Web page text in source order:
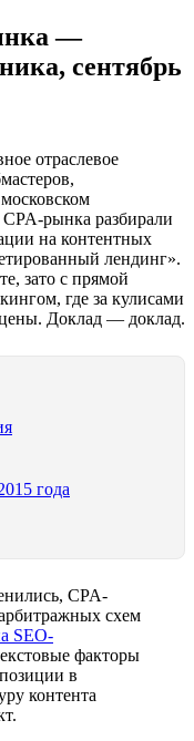
—
сентябрь
отраслевое
рынка разбирали
на контентных
лендинг».
зато с прямой
где за кулисами
Доклад — доклад.
года
CPA-
схем
SEO-
факторы
в
контента